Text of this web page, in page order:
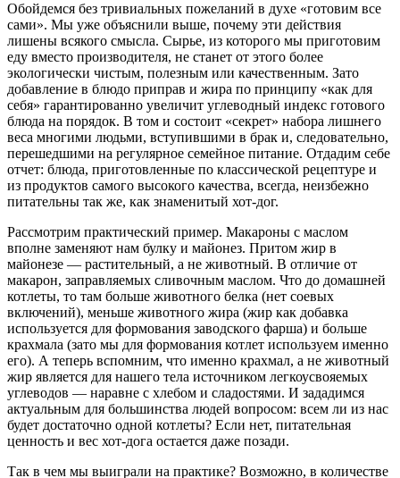
Обойдемся без тривиальных пожеланий в духе «готовим все
сами». Мы уже объяснили выше, почему эти действия
лишены всякого смысла. Сырье, из которого мы приготовим
еду вместо производителя, не станет от этого более
экологически чистым, полезным или качественным. Зато
добавление в блюдо приправ и жира по принципу «как для
себя» гарантированно увеличит углеводный индекс готового
блюда на порядок. В том и состоит «секрет» набора лишнего
веса многими людьми, вступившими в брак и, следовательно,
перешедшими на регулярное семейное питание. Отдадим себе
отчет: блюда, приготовленные по классической рецептуре и
из продуктов самого высокого качества, всегда, неизбежно
питательны так же, как знаменитый хот-дог.
Рассмотрим практический пример. Макароны с маслом
вполне заменяют нам булку и майонез. Притом жир в
майонезе — растительный, а не животный. В отличие от
макарон, заправляемых сливочным маслом. Что до домашней
котлеты, то там больше животного белка (нет соевых
включений), меньше животного жира (жир как добавка
используется для формования заводского фарша) и больше
крахмала (зато мы для формования котлет используем именно
его). А теперь вспомним, что именно крахмал, а не животный
жир является для нашего тела источником легкоусвояемых
углеводов — наравне с хлебом и сладостями. И зададимся
актуальным для большинства людей вопросом: всем ли из нас
будет достаточно одной котлеты? Если нет, питательная
ценность и вес хот-дога остается даже позади.
Так в чем мы выиграли на практике? Возможно, в количестве